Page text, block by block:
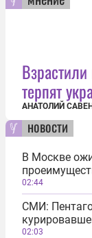
терпят
АНАТОЛИЙ
новости
В Москве
02:44
СМИ:
02:03